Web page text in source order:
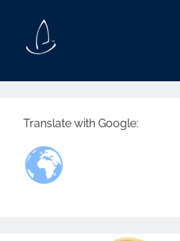
Translate with Google: